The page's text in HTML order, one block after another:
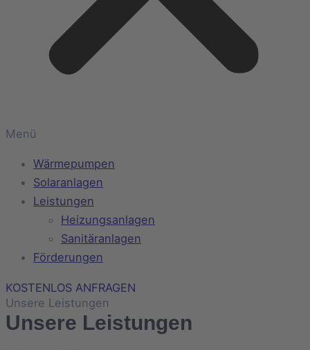
Menü
Wärmepumpen
Solaranlagen
Leistungen
Heizungsanlagen
Sanitäranlagen
Förderungen
KOSTENLOS ANFRAGEN
Unsere Leistungen
Unsere Leistungen